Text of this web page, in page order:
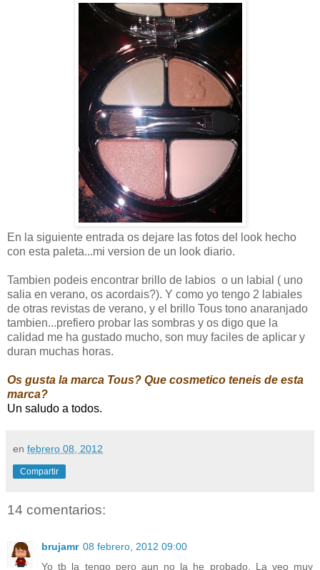
En la siguiente entrada os dejare las fotos del look hecho
con esta paleta...mi version de un look diario.
Tambien podeis encontrar brillo de labios o un labial ( uno
salia en verano, os acordais?). Y como yo tengo 2 labiales
de otras revistas de verano, y el brillo Tous tono anaranjado
tambien...prefiero probar las sombras y os digo que la
calidad me ha gustado mucho, son muy faciles de aplicar y
duran muchas horas.
Os gusta la marca Tous? Que cosmetico teneis de esta
marca?
Un saludo a todos.
en febrero 08, 2012
Compartir
14 comentarios:
brujamr 08 febrero, 2012 09:00
Yo tb la tengo pero aun no la he probado. La veo muy